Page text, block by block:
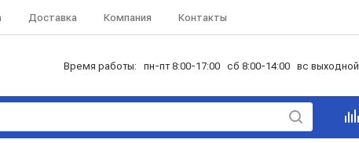
Доставка Компания Контакты
Время работы: пн-пт 8:00-17:00 сб 8:00-14:00 вс выходной